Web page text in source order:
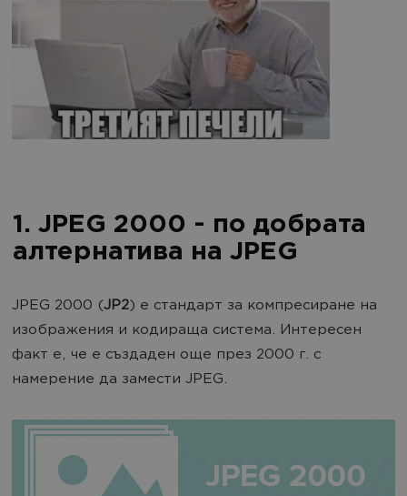
1. JPEG 2000 - по добрата
алтернатива на JPEG
JPEG 2000 (JP2) е стандарт за компресиране на
изображения и кодираща система. Интересен
факт е, че е създаден още през 2000 г. с
намерение да замести JPEG.